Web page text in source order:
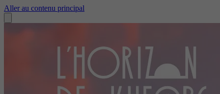
Aller au contenu principal